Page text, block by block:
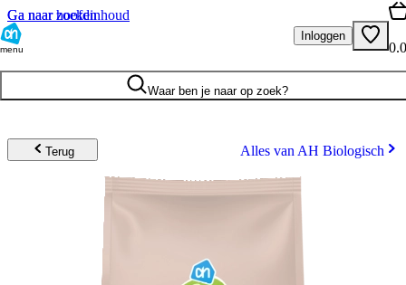
Ga naar hoofdinhoud
Ga naar zoeken
menu
Inloggen
Waar ben je naar op zoek?
Terug Alles van AH Biologisch